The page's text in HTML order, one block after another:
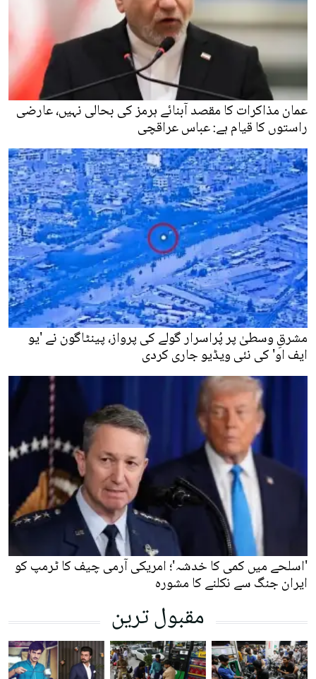
عمان مذاکرات کا مقصد آبنائے ہرمز کی بحالی نہیں، عارضی
راستوں کا قیام ہے: عباس عراقچی
مشرقِ وسطیٰ پر پُراسرار گولے کی پرواز، پینٹاگون نے 'یو
ایف او' کی نئی ویڈیو جاری کردی
'اسلحے میں کمی کا خدشہ'؛ امریکی آرمی چیف کا ٹرمپ کو
ایران جنگ سے نکلنے کا مشورہ
مقبول ترین